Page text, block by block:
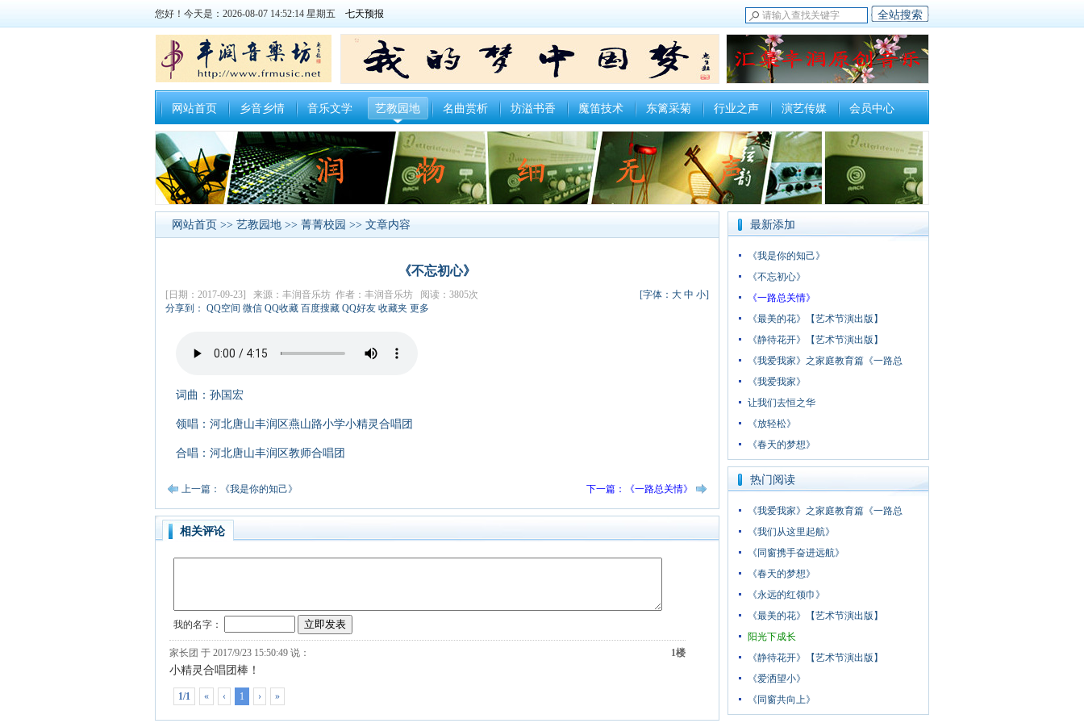
您好！今天是：2026-08-07 14:52:14 星期五
网站首页 乡音乡情 音乐文学 艺教园地 名曲赏析 坊溢书香 魔笛技术 东篱采菊 行业之声 演艺传媒 会员中心
网站首页 >> 艺教园地 >> 菁菁校园 >> 文章内容
《不忘初心》
[日期：2017-09-23] 来源：丰润音乐坊 作者：丰润音乐坊 阅读：3805次 [字体： 大 中 小]
分享到： QQ空间 微信 QQ收藏 百度搜藏 QQ好友 收藏夹 更多
词曲：孙国宏
领唱：河北唐山丰润区燕山路小学小精灵合唱团
合唱：河北唐山丰润区教师合唱团
上一篇：《我是你的知己》 下一篇：《一路总关情》
相关评论
最新添加
《我是你的知己》
《不忘初心》
《一路总关情》
《最美的花》【艺术节演出版】
《静待花开》【艺术节演出版】
《我爱我家》之家庭教育篇《一路总
《我爱我家》
让我们去恒之华
《放轻松》
《春天的梦想》
热门阅读
《我爱我家》之家庭教育篇《一路总
《我们从这里起航》
《同窗携手奋进远航》
《春天的梦想》
《永远的红领巾》
《最美的花》【艺术节演出版】
阳光下成长
《静待花开》【艺术节演出版】
《爱洒望小》
《同窗共向上》